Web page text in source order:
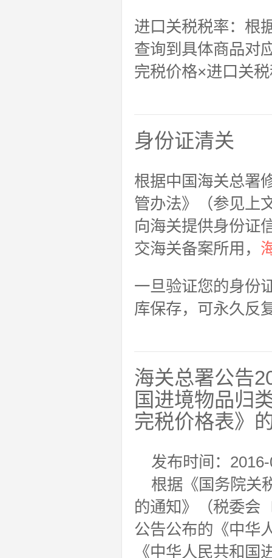
进口关税税率：根
查询到具体商品对
完税价格×进口关
身份证清关
根据中国海关总署
管办法》（参见上
向海关提供身份证
交海关备案所用，
一旦验证您的身份
库保存，可永久反
海关总署公告
国进境物品归
完税价格表》
发布时间：
根据《国务院关
的通知》（税委会
公告公布的《中华
《中华人民共和